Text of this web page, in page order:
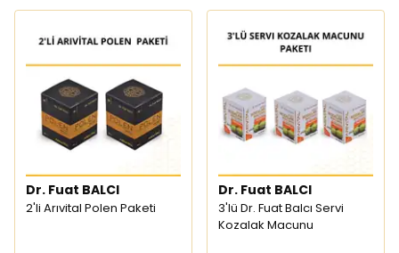
Dr. Fuat BALCI
2'li Arıvital Polen Paketi
Dr. Fuat BALCI
3'lü Dr. Fuat Balcı Servi
Kozalak Macunu